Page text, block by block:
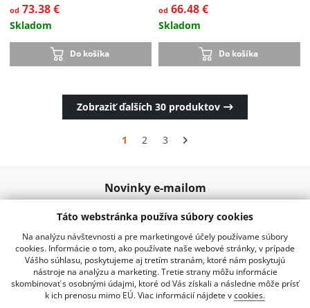
od73.38 €
Skladom
Do košíka
od 66.48 €
Skladom
Do košíka
Zobraziť ďalších 30 produktov
1 2 3
Novinky e-mailom
Odoslať
02 20920 888 info@kraussro.sk
Táto webstránka používa súbory cookies
Na analýzu návštevnosti a pre marketingové účely používame súbory
cookies. Informácie o tom, ako používate naše webové stránky, v prípade
Vášho súhlasu, poskytujeme aj tretím stranám, ktoré nám poskytujú
nástroje na analýzu a marketing. Tretie strany môžu informácie
skombinovať s osobnými údajmi, ktoré od Vás získali a následne môže prísť
k ich prenosu mimo EÚ. Viac informácií nájdete v cookies.